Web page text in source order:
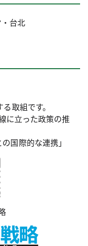
台北
取組です。
立った政策の推
国際的な連携」